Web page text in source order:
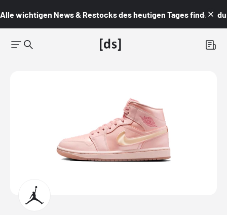
Alle wichtigen News & Restocks des heutigen Tages findest du